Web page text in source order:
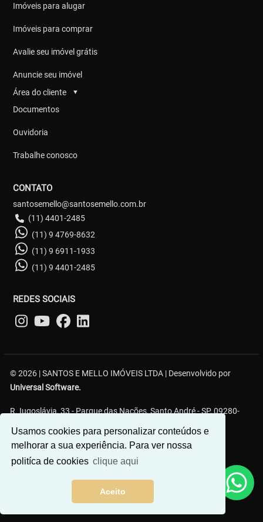
Usamos cookies para personalizar conteúdos e
melhorar a sua experiência. Para ver nossa
politíca de cookies clique aqui
Aceito
Imóveis para alugar
Imóveis para comprar
Avalie seu imóvel grátis
Anuncie seu imóvel
Área do cliente
▼
Documentos
Ouvidoria
Trabalhe conosco
CONTATO
santosemello@santosemello.com.br
(11) 4401-2485
(11) 9 4769-8632
(11) 9 6911-1933
(11) 9 4401-2485
REDES SOCIAIS
© 2026 | SANTOS E MELLO IMÓVEIS LTDA | Desenvolvido por
Universal Software.
R. Iugoslávia, 33 - Parque das Nações, Santo André - SP, 09280-